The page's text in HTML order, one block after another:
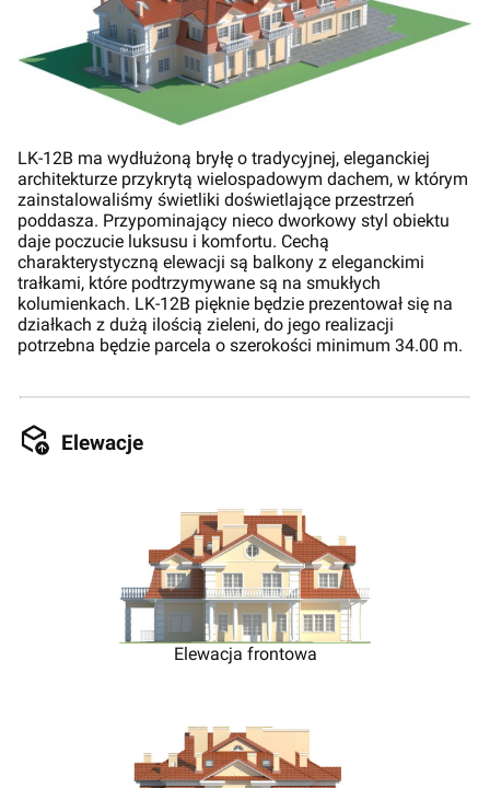
LK-12B ma wydłużoną bryłę o tradycyjnej, eleganckiej
architekturze przykrytą wielospadowym dachem, w którym
zainstalowaliśmy świetliki doświetlające przestrzeń
poddasza. Przypominający nieco dworkowy styl obiektu
daje poczucie luksusu i komfortu. Cechą
charakterystyczną elewacji są balkony z eleganckimi
trałkami, które podtrzymywane są na smukłych
kolumienkach. LK-12B pięknie będzie prezentował się na
działkach z dużą ilością zieleni, do jego realizacji
potrzebna będzie parcela o szerokości minimum 34.00 m.
Elewacje
Elewacja frontowa